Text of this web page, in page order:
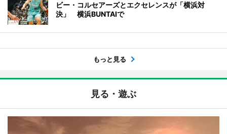
ビー・コルセアーズとエクセレンスが「横浜対
決」 横浜BUNTAIで
もっと見る
見る・遊ぶ